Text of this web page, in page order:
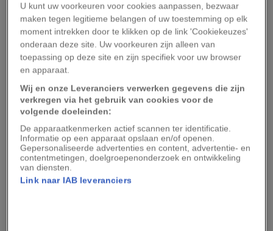
mannelijke herten nauwelijks. Deze periode staat
geheel in het teken van voortplanting.
Burlende edelherten
De volwassen mannetjes gaan zelfstandig op pad
en proberen te paren met hindes, vrouwelijke
edelherten. Alleen het dominantste mannetje
mag met de hindes paren, en daarom zetten ze
alles op alles om zo sterk mogelijk over te
komen.
U kunt uw voorkeuren voor cookies aanpassen, bezwaar
maken tegen legitieme belangen of uw toestemming op elk
moment intrekken door te klikken op de link 'Cookiekeuzes'
onderaan deze site. Uw voorkeuren zijn alleen van
toepassing op deze site en zijn specifiek voor uw browser
en apparaat.
Wij en onze Leveranciers verwerken gegevens die zijn
verkregen via het gebruik van cookies voor de
volgende doeleinden:
De apparaatkenmerken actief scannen ter identificatie.
Informatie op een apparaat opslaan en/of openen.
Gepersonaliseerde advertenties en content, advertentie- en
contentmetingen, doelgroepenonderzoek en ontwikkeling
van diensten.
Link naar IAB leveranciers